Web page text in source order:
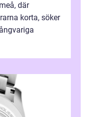
där
korta, söker